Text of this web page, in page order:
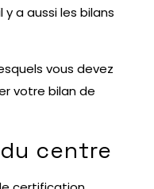
a aussi les bilans
vous devez
votre bilan de
centre